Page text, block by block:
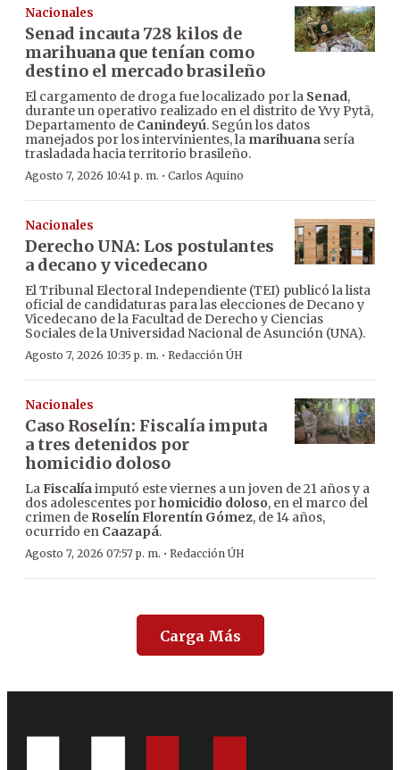
Nacionales
Senad incauta 728 kilos de
marihuana que tenían como
destino el mercado brasileño
El cargamento de droga fue localizado por la Senad,
durante un operativo realizado en el distrito de Yvy Pytã,
Departamento de Canindeyú. Según los datos
manejados por los intervinientes, la marihuana sería
trasladada hacia territorio brasileño.
Agosto 7, 2026 10:41 p. m. · Carlos Aquino
Nacionales
Derecho UNA: Los postulantes
a decano y vicedecano
El Tribunal Electoral Independiente (TEI) publicó la lista
oficial de candidaturas para las elecciones de Decano y
Vicedecano de la Facultad de Derecho y Ciencias
Sociales de la Universidad Nacional de Asunción (UNA).
Agosto 7, 2026 10:35 p. m. · Redacción ÚH
Nacionales
Caso Roselín: Fiscalía imputa
a tres detenidos por
homicidio doloso
LaFiscalíaimputó este viernes a un joven de 21 años y a
dos adolescentes porhomicidio doloso, en el marco del
crimen de Roselín Florentín Gómez, de 14 años,
ocurrido en Caazapá.
Agosto 7, 2026 07:57 p. m. · Redacción ÚH
Carga Más